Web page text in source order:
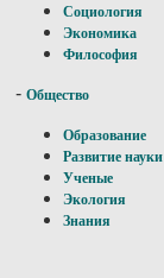
Социология
Экономика
Философия
- Общество
Образование
Развитие науки
Ученые
Экология
Знания